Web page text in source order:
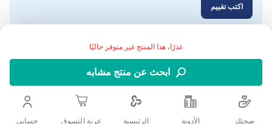
عذرًا، هذا المنتج غير متوفر حاليًا
ابحث عن منتج مشابه
اكتب تقييم
صحتك الأدوية الرئيسية عربة التسوق حسابى